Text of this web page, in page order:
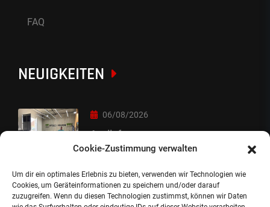
Cookie-Zustimmung verwalten
Um dir ein optimales Erlebnis zu bieten, verwenden wir Technologien wie
Cookies, um Geräteinformationen zu speichern und/oder darauf
zuzugreifen. Wenn du diesen Technologien zustimmst, können wir Daten
FAQ
NEUIGKEITEN
06/08/2026
Auslieferung
05/08/2026
Auslieferung :-)